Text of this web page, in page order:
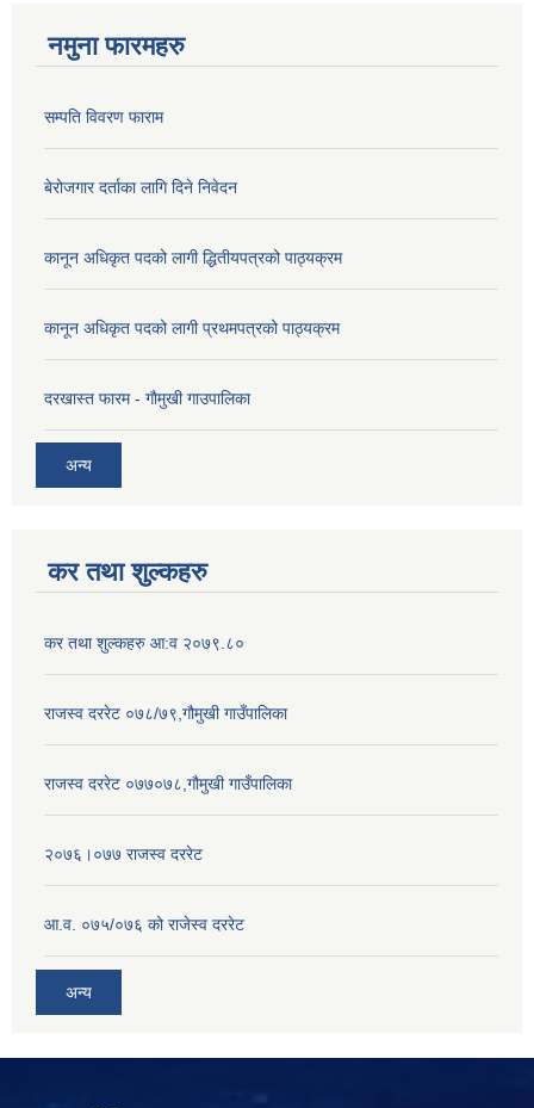
नमुना फारमहरु
सम्पति विवरण फाराम
बेरोजगार दर्ताका लागि दिने निवेदन
कानून अधिकृत पदको लागी द्धितीयपत्रको पाठ्यक्रम
कानून अधिकृत पदको लागी प्रथमपत्रको पाठ्यक्रम
दरखास्त फारम - गाैमुखी गाउपालिका
अन्य
कर तथा शुल्कहरु
कर तथा शुल्कहरु आ:व २०७९.८०
राजस्व दररेट ०७८/७९,गौमुखी गाउँपालिका
राजस्व दररेट ०७७०७८,गौमुखी गाउँपालिका
२०७६।०७७ राजस्व दररेट
आ.व. ०७५/०७६ को राजेस्व दररेट
अन्य